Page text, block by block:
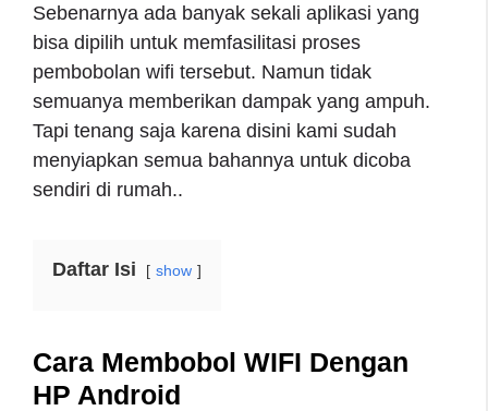
Sebenarnya ada banyak sekali aplikasi yang
bisa dipilih untuk memfasilitasi proses
pembobolan wifi tersebut. Namun tidak
semuanya memberikan dampak yang ampuh.
Tapi tenang saja karena disini kami sudah
menyiapkan semua bahannya untuk dicoba
sendiri di rumah..
Daftar Isi show
Cara Membobol WIFI Dengan
HP Android